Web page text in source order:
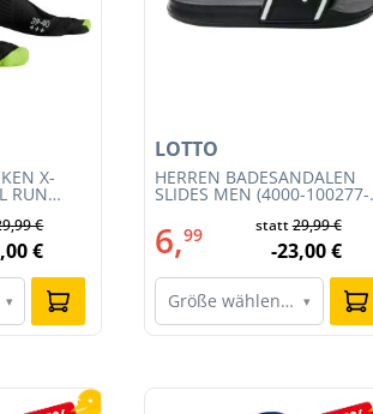
X-
RUN
€
€
▾
HERREN BADESANDALEN
SLIDES MEN (4000-100277-
LOTTO
6,99 statt29,99 €
-23,00 €
Größe wählen… ▾